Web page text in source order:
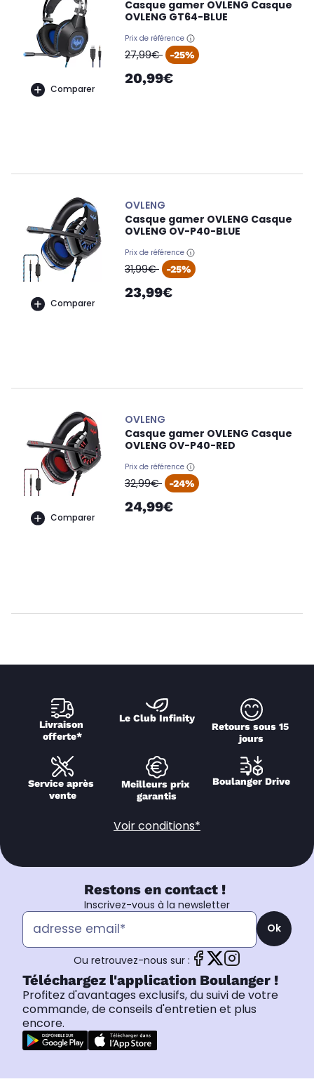
Comparer
Casque gamer OVLENG Casque
OVLENG GT64-BLUE
Prix de référence
oldPrice
27,99€ -25%
20,99€
Comparer
OVLENG
Casque gamer OVLENG Casque
OVLENG OV-P40-BLUE
Prix de référence
oldPrice
31,99€ -25%
23,99€
Comparer
OVLENG
Casque gamer OVLENG Casque
OVLENG OV-P40-RED
Prix de référence
oldPrice
32,99€ -24%
24,99€
Livraison
offerte*
Le Club Infinity
Retours sous 15
jours
Service après
vente
Meilleurs prix
garantis
Boulanger Drive
Voir conditions*
Restons en contact !
Inscrivez-vous à la newsletter
Ok
Ou retrouvez-nous sur :
Téléchargez l'application Boulanger !
Profitez d'avantages exclusifs, du suivi de votre
commande, de conseils d'entretien et plus
encore.